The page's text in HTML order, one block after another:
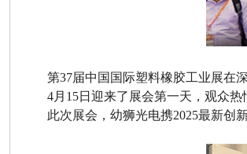
第37届中国 国际塑料橡胶工业展在
4月 15日迎来了展会第一天，观众
此次展会，幼狮光电携2025最新创